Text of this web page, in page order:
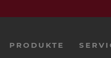
PRODUKTE